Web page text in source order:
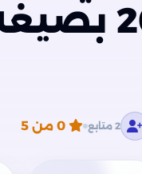
2 متابع 0من 5